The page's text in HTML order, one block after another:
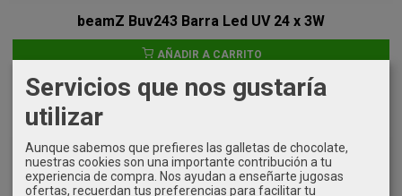
beamZ Buv243 Barra Led UV 24 x 3W
AÑADIR A CARRITO
99,00 €
Servicios que nos gustaría
utilizar
Aunque sabemos que prefieres las galletas de chocolate,
nuestras cookies son una importante contribución a tu
experiencia de compra. Nos ayudan a enseñarte jugosas
ofertas, recuerdan tus preferencias para facilitar tu